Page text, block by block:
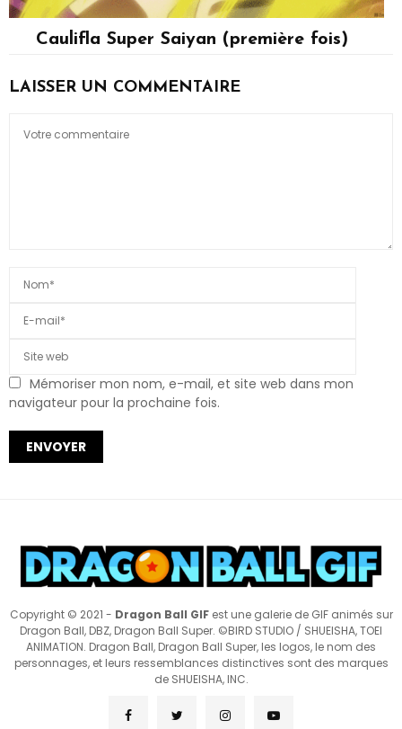
Caulifla Super Saiyan (première fois)
LAISSER UN COMMENTAIRE
Mémoriser mon nom, e-mail, et site web dans mon
navigateur pour la prochaine fois.
Copyright © 2021 - Dragon Ball GIFest une galerie de GIF animés sur
Dragon Ball, DBZ, Dragon Ball Super. ©BIRD STUDIO / SHUEISHA, TOEI
ANIMATION. Dragon Ball, Dragon Ball Super, les logos, le nom des
personnages, et leurs ressemblances distinctives sont des marques
de SHUEISHA, INC.